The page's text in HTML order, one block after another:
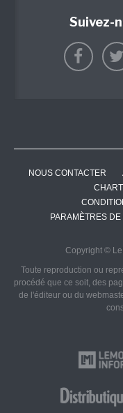
Suivez-
NOUS CONTACTER
PARAMÈTRES
Copyright ©
Toute reproduction ou
procédé que ce soit, des
de l'éditeur ou du